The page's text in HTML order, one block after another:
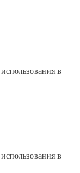
в
в